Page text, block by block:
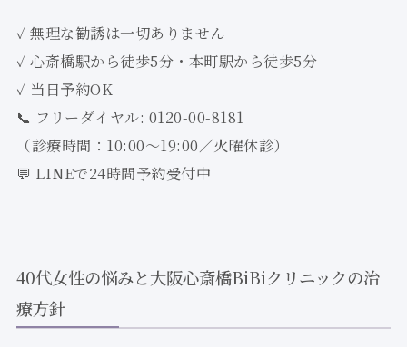
✓ 無理な勧誘は一切ありません
✓ 心斎橋駅から徒歩5分・本町駅から徒歩5分
✓ 当日予約OK
📞 フリーダイヤル: 0120-00-8181
（診療時間：10:00〜19:00／火曜休診）
💬 LINEで24時間予約受付中
40代女性の悩みと大阪心斎橋BiBiクリニックの治
療方針